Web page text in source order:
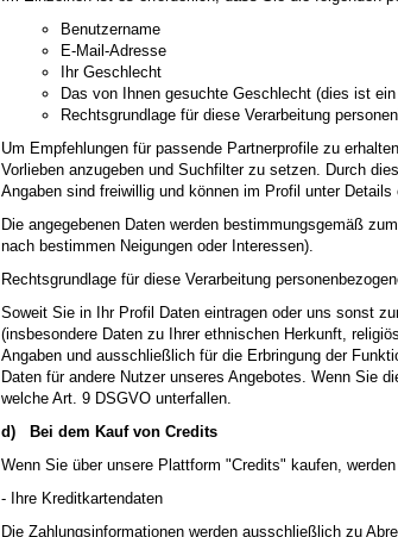
Benutzername
E-Mail-Adresse
Ihr Geschlecht
Das von Ihnen gesuchte Geschlecht (dies ist
Rechtsgrundlage für diese Verarbeitung
Um Empfehlungen für passende Partnerprofile zu
Vorlieben anzugeben und Suchfilter zu setzen. Durch
Angaben sind freiwillig und können im Profil unter
Die angegebenen Daten werden bestimmungsgemäß
nach bestimmen Neigungen oder Interessen).
Rechtsgrundlage für diese Verarbeitung
Soweit Sie in Ihr Profil Daten eintragen oder uns sonst
(insbesondere Daten zu Ihrer ethnischen Herkunft,
Angaben und ausschließlich für die Erbringung der
Daten für andere Nutzer unseres Angebotes. Wenn Sie
welche Art. 9 DSGVO unterfallen.
d)
Bei dem Kauf von Credits
Wenn Sie über unsere Plattform "Credits" kaufen,
- Ihre Kreditkartendaten
Die Zahlungsinformationen werden ausschließlich zu